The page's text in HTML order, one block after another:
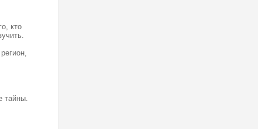
кто
тайны.